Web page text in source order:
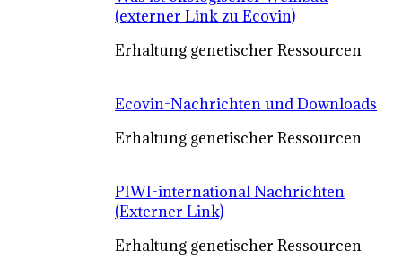
(externer Link zu Ecovin)
Erhaltung genetischer Ressourcen
Ecovin-Nachrichten und Downloads
Erhaltung genetischer Ressourcen
PIWI-international Nachrichten
(Externer Link)
Erhaltung genetischer Ressourcen